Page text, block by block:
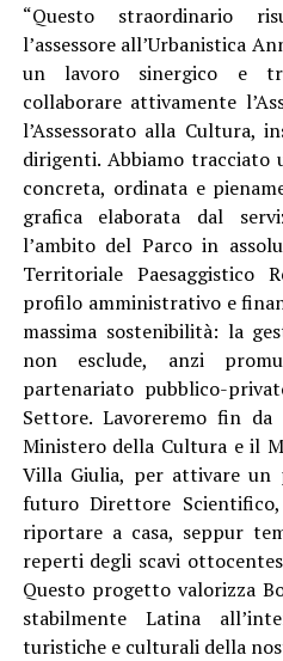
“Questo straordinario
l’assessore all’Urbanistica
un lavoro sinergico e
collaborare attivamente
l’Assessorato alla Cultura,
dirigenti. Abbiamo
concreta, ordinata e
grafica elaborata dal
l’ambito del Parco in
Territoriale Paesaggistico
profilo amministrativo e
massima sostenibilità: la
non esclude, anzi
partenariato pubblico-
Settore. Lavoreremo fin
Ministero della Cultura e il
Villa Giulia, per attivare
futuro Direttore
riportare a casa, seppur
reperti degli scavi
Questo progetto valorizza
stabilmente Latina
turistiche e culturali della